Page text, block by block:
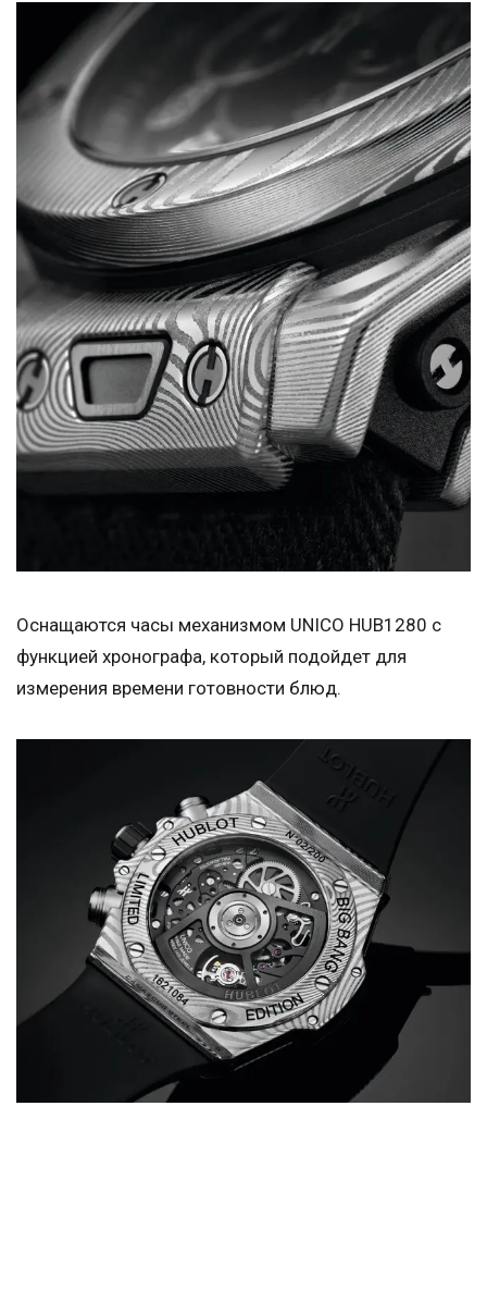
Оснащаются часы механизмом UNICO HUB1280 с
функцией хронографа, который подойдет для
измерения времени готовности блюд.